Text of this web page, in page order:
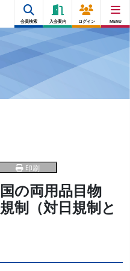
会員検索 入会案内 ログイン MENU
印刷
の両用品目物
制（対日規制と